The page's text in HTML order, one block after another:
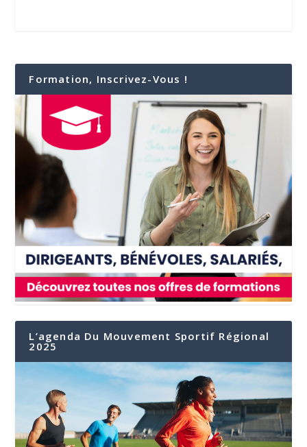
Formation, Inscrivez-Vous !
L’agenda Du Mouvement Sportif Régional
2025